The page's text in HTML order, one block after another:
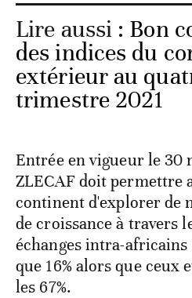
Lire aussi : Bon
des indices du
extérieur au
trimestre 2021
Entrée en vigueur le 30
ZLECAF doit permettre
continent d'explorer de
de croissance à travers
échanges intra-
que 16% alors que ceux
les 67%.